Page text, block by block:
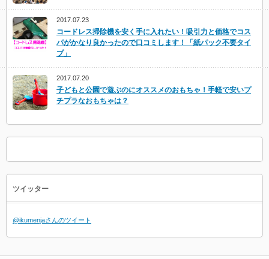
2017.07.23
コードレス掃除機を安く手に入れたい！吸引力と価格でコス
パがかなり良かったので口コミします！「紙パック不要タイ
プ」
2017.07.20
子どもと公園で遊ぶのにオススメのおもちゃ！手軽で安いプ
チプラなおもちゃは？
ツイッター
@ikumenjaさんのツイート